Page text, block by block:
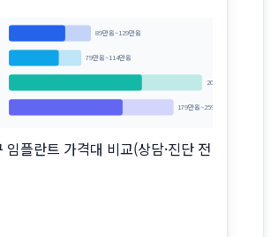
89만원~129만원
79만원~114만원
209만원~303만원
179만원~259만원
임플란트 가격대 비교(상담·진단 전